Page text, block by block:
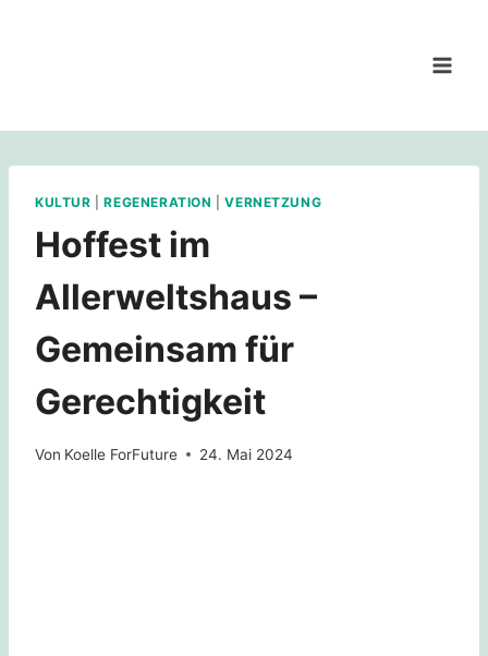
KULTUR |REGENERATION |VERNETZUNG
Hoffest im
Allerweltshaus –
Gemeinsam für
Gerechtigkeit
Von Koelle ForFuture 24. Mai 2024